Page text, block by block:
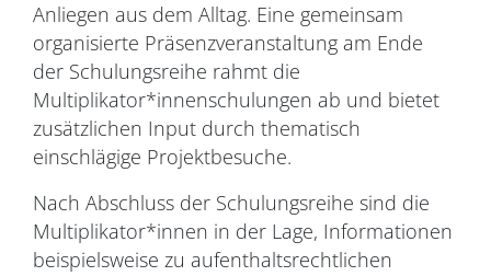
Anliegen aus dem Alltag. Eine gemeinsam
organisierte Präsenzveranstaltung am Ende
der Schulungsreihe rahmt die
Multiplikator*innenschulungen ab und bietet
zusätzlichen Input durch thematisch
einschlägige Projektbesuche.
Nach Abschluss der Schulungsreihe sind die
Multiplikator*innen in der Lage, Informationen
beispielsweise zu aufenthaltsrechtlichen